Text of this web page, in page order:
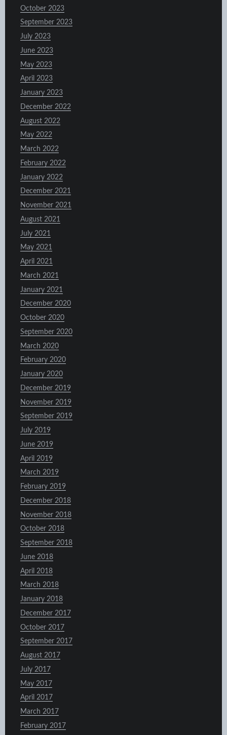
October 2023
September 2023
July 2023
June 2023
May 2023
April 2023
January 2023
December 2022
August 2022
May 2022
March 2022
February 2022
January 2022
December 2021
November 2021
August 2021
July 2021
May 2021
April 2021
March 2021
January 2021
December 2020
October 2020
September 2020
March 2020
February 2020
January 2020
December 2019
November 2019
September 2019
July 2019
June 2019
April 2019
March 2019
February 2019
December 2018
November 2018
October 2018
September 2018
June 2018
April 2018
March 2018
January 2018
December 2017
October 2017
September 2017
August 2017
July 2017
May 2017
April 2017
March 2017
February 2017